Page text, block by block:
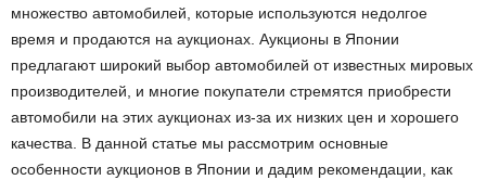
множество автомобилей, которые используются недолгое
время и продаются на аукционах. Аукционы в Японии
предлагают широкий выбор автомобилей от известных мировых
производителей, и многие покупатели стремятся приобрести
автомобили на этих аукционах из-за их низких цен и хорошего
качества. В данной статье мы рассмотрим основные
особенности аукционов в Японии и дадим рекомендации, как